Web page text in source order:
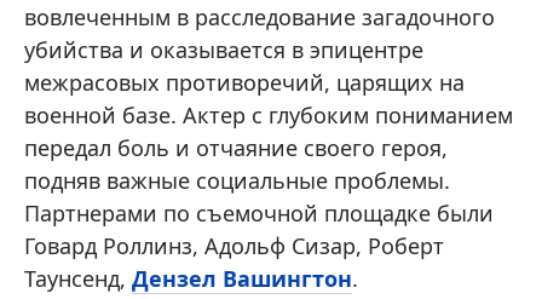
вовлеченным в расследование загадочного
убийства и оказывается в эпицентре
межрасовых противоречий, царящих на
военной базе. Актер с глубоким пониманием
передал боль и отчаяние своего героя,
подняв важные социальные проблемы.
Партнерами по съемочной площадке были
Говард Роллинз, Адольф Сизар, Роберт
Таунсенд, Дензел Вашингтон.